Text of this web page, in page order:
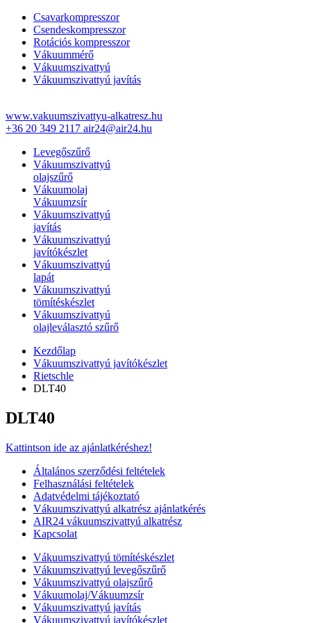
Csavarkompresszor
Csendeskompresszor
Rotációs kompresszor
Vákuummérő
Vákuumszivattyú
Vákuumszivattyú javítás
www.vakuumszivattyu-alkatresz.hu
+36 20 349 2117 air24@air24.hu
Levegőszűrő
Vákuumszivattyú
olajszűrő
Vákuumolaj
Vákuumzsír
Vákuumszivattyú
javítás
Vákuumszivattyú
javítókészlet
Vákuumszivattyú
lapát
Vákuumszivattyú
tömítéskészlet
Vákuumszivattyú
olajleválasztó szűrő
Kezdőlap
Vákuumszivattyú javítókészlet
Rietschle
DLT40
DLT40
Kattintson ide az ajánlatkéréshez!
Általános szerződési feltételek
Felhasználási feltételek
Adatvédelmi tájékoztató
Vákuumszivattyú alkatrész ajánlatkérés
AIR24 vákuumszivattyú alkatrész
Kapcsolat
Vákuumszivattyú tömítéskészlet
Vákuumszivattyú levegőszűrő
Vákuumszivattyú olajszűrő
Vákuumolaj/Vákuumzsír
Vákuumszivattyú javítás
Vákuumszivattyú javítókészlet